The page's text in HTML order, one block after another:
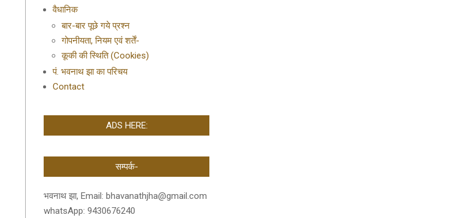
वैधानिक
बार-बार पूछे गये प्रश्न
गोपनीयता, नियम एवं शर्तें-
कूकी की स्थिति (Cookies)
पं. भवनाथ झा का परिचय
Contact
ADS HERE:
सम्पर्क-
भवनाथ झा, Email: bhavanathjha@gmail.com
whatsApp: 9430676240